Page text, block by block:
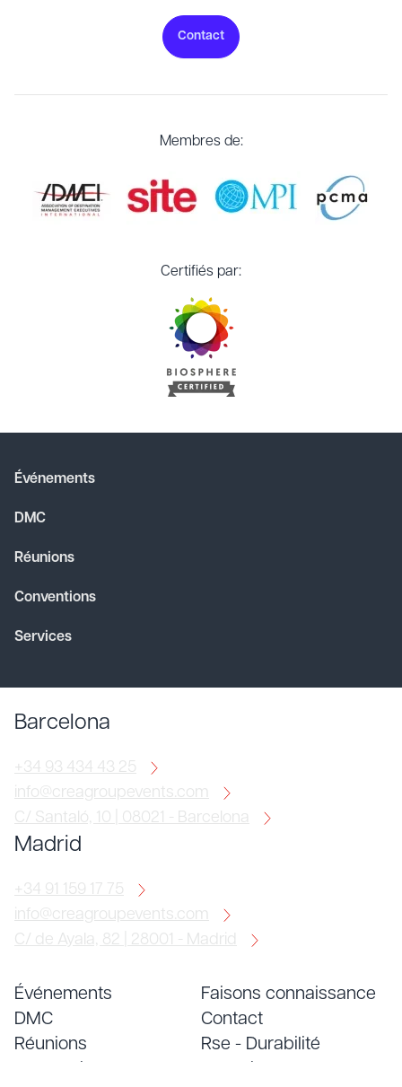
Contact
Membres de:
Certifiés par:
Événements
DMC
Réunions
Conventions
Services
Barcelona
+34 93 434 43 25
info@creagroupevents.com
C/ Santaló, 10 | 08021 - Barcelona
Madrid
+34 91 159 17 75
info@creagroupevents.com
C/ de Ayala, 82 | 28001 - Madrid
Événements
DMC
Réunions
Faisons connaissance
Contact
Rse - Durabilité